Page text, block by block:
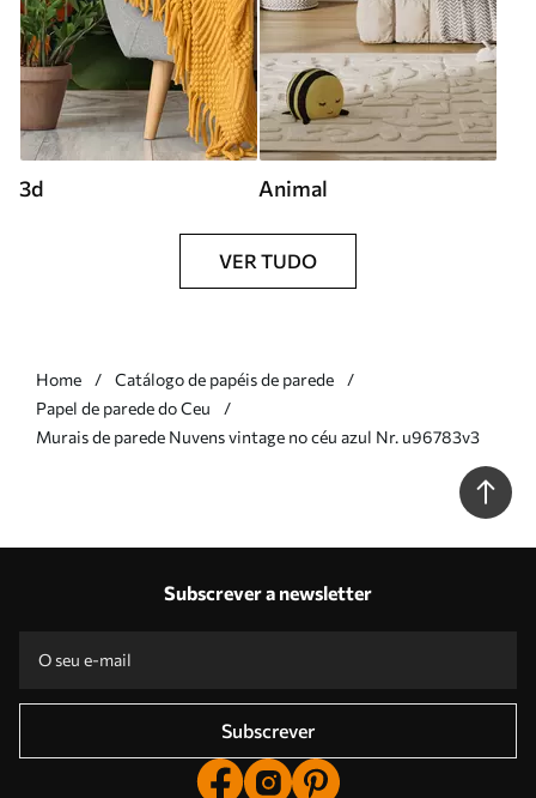
3d Animal
VER TUDO
Home
Catálogo de papéis de parede
Papel de parede do Ceu
Murais de parede Nuvens vintage no céu azul Nr. u96783v3
Subscrever a newsletter
Subscrever